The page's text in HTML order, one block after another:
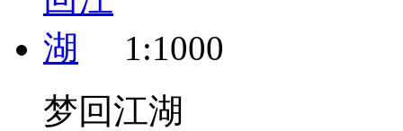
1:1000
梦回江湖